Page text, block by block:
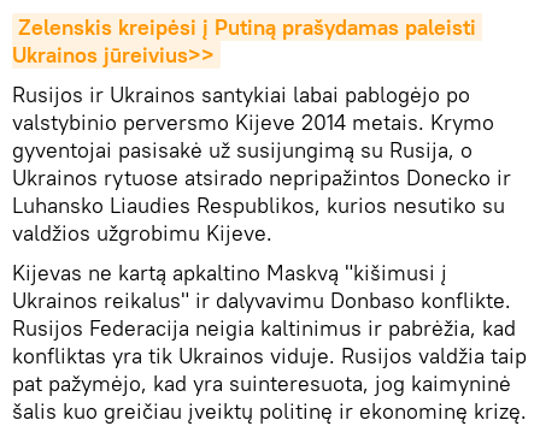
Zelenskis kreipėsi į Putiną prašydamas paleisti
Ukrainos jūreivius>>
Rusijos ir Ukrainos santykiai labai pablogėjo po
valstybinio perversmo Kijeve 2014 metais. Krymo
gyventojai pasisakė už susijungimą su Rusija, o
Ukrainos rytuose atsirado nepripažintos Donecko ir
Luhansko Liaudies Respublikos, kurios nesutiko su
valdžios užgrobimu Kijeve.
Kijevas ne kartą apkaltino Maskvą "kišimusi į
Ukrainos reikalus" ir dalyvavimu Donbaso konflikte.
Rusijos Federacija neigia kaltinimus ir pabrėžia, kad
konfliktas yra tik Ukrainos viduje. Rusijos valdžia taip
pat pažymėjo, kad yra suinteresuota, jog kaimyninė
šalis kuo greičiau įveiktų politinę ir ekonominę krizę.